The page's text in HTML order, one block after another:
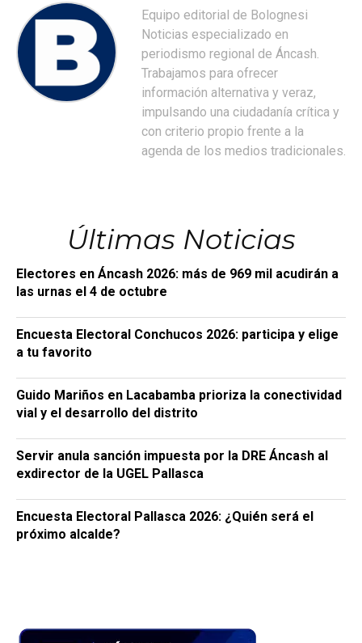
Equipo editorial de Bolognesi
Noticias especializado en
periodismo regional de Áncash.
Trabajamos para ofrecer
información alternativa y veraz,
impulsando una ciudadanía crítica y
con criterio propio frente a la
agenda de los medios tradicionales.
Últimas Noticias
Electores en Áncash 2026: más de 969 mil acudirán a
las urnas el 4 de octubre
Encuesta Electoral Conchucos 2026: participa y elige
a tu favorito
Guido Mariños en Lacabamba prioriza la conectividad
vial y el desarrollo del distrito
Servir anula sanción impuesta por la DRE Áncash al
exdirector de la UGEL Pallasca
Encuesta Electoral Pallasca 2026: ¿Quién será el
próximo alcalde?